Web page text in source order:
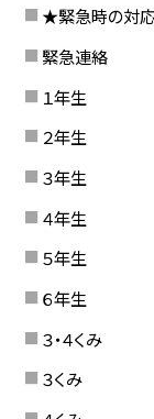
★緊急時の対
緊急連絡
１年生
２年生
３年生
４年生
５年生
６年生
３・４くみ
３くみ